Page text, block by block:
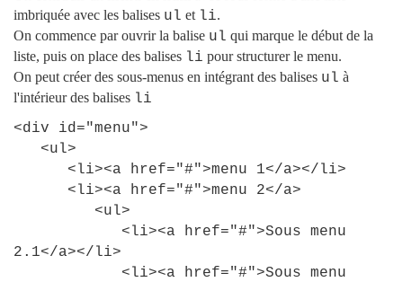
imbriquée avec les balises ul et li.
On commence par ouvrir la balise ul qui marque le début de la
liste, puis on place des balises li pour structurer le menu.
On peut créer des sous-menus en intégrant des balises ul à
l'intérieur des balises li
<div id="menu">
<ul>
<li><a href="#">menu 1</a></li>
<li><a href="#">menu 2</a>
<ul>
<li><a href="#">Sous
menu
2 . 1</a></li>
<li><a href="#">Sous
menu